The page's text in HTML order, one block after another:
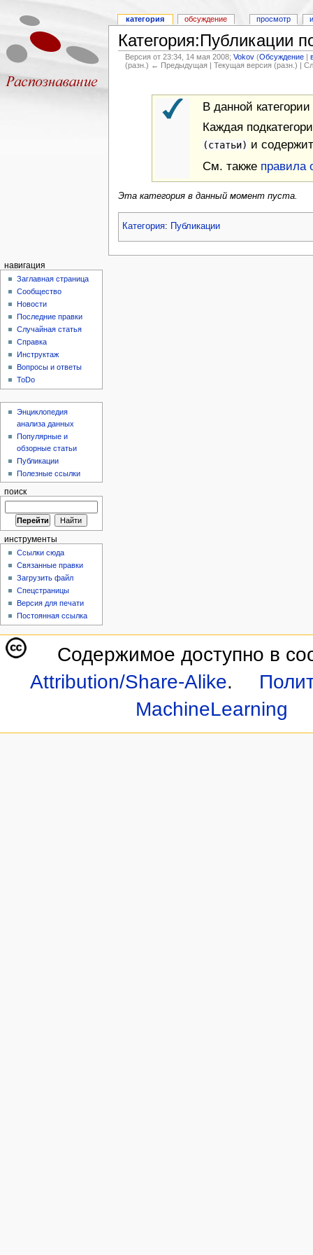
Категория:Публикации
Версия от 23:34, 14 мая 2008;Vokov (Обсуждение |
(разн.) ← Предыдущая | Текущая версия (разн.) |
В данной
Каждая
(статьи) и
См. также правила
Эта категория в данный момент пуста.
Категория: Публикации
категория обсуждение просмотр
навигация
Заглавная страница
Сообщество
Новости
Последние правки
Случайная статья
Справка
Инструктаж
Вопросы и ответы
ToDo
Энциклопедия
анализа данных
Популярные и
обзорные статьи
Публикации
Полезные ссылки
поиск
инструменты
Ссылки сюда
Связанные правки
Загрузить файл
Спецстраницы
Версия для печати
Постоянная ссылка
Содержимое доступно в
Attribution/Share-Alike.
MachineLearning